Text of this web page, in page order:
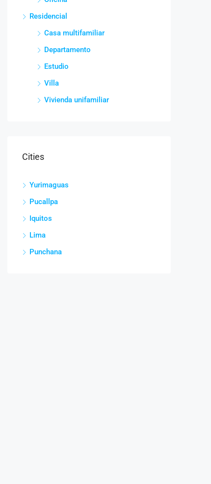
Residencial
Casa multifamiliar
Departamento
Estudio
Villa
Vivienda unifamiliar
Cities
Yurimaguas
Pucallpa
Iquitos
Lima
Punchana